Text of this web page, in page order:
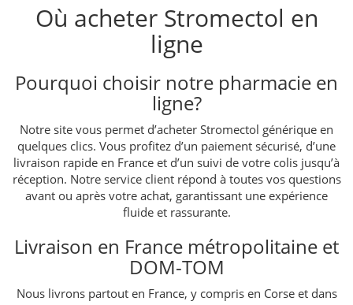
Où acheter Stromectol en
ligne
Pourquoi choisir notre pharmacie en
ligne?
Notre site vous permet d’acheter Stromectol générique en
quelques clics. Vous profitez d’un paiement sécurisé, d’une
livraison rapide en France et d’un suivi de votre colis jusqu’à
réception. Notre service client répond à toutes vos questions
avant ou après votre achat, garantissant une expérience
fluide et rassurante.
Livraison en France métropolitaine et
DOM-TOM
Nous livrons partout en France, y compris en Corse et dans